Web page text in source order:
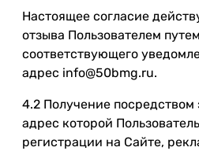
Настоящее согласие
отзыва Пользователем
соответствующего
адрес info@50bmg.ru.
4.2 Получение посредством
адрес которой
регистрации на Сайте,